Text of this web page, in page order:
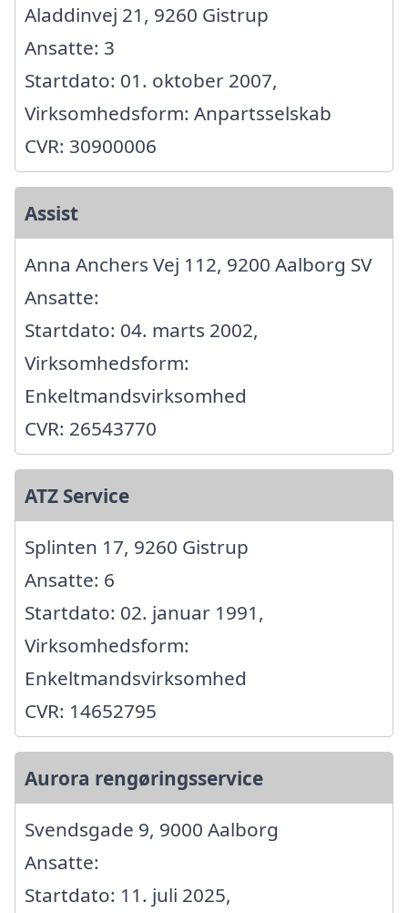
Aladdinvej 21, 9260 Gistrup
Ansatte: 3
Startdato: 01. oktober 2007,
Virksomhedsform: Anpartsselskab
CVR: 30900006
Assist
Anna Anchers Vej 112, 9200 Aalborg SV
Ansatte:
Startdato: 04. marts 2002,
Virksomhedsform:
Enkeltmandsvirksomhed
CVR: 26543770
ATZ Service
Splinten 17, 9260 Gistrup
Ansatte: 6
Startdato: 02. januar 1991,
Virksomhedsform:
Enkeltmandsvirksomhed
CVR: 14652795
Aurora rengøringsservice
Svendsgade 9, 9000 Aalborg
Ansatte:
Startdato: 11. juli 2025,